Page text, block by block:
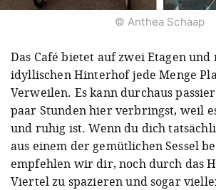
© Anthea Schaap
Das Café bietet auf zwei Etagen
idyllischen Hinterhof jede Menge
Verweilen. Es kann durchaus
paar Stunden hier verbringst, weil
und ruhig ist. Wenn du dich
aus einem der gemütlichen Sessel
empfehlen wir dir, noch durch das
Viertel zu spazieren und sogar